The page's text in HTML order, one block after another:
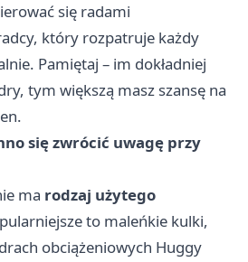
się radami
który rozpatruje każdy
Pamiętaj – im dokładniej
tym większą masz szansę na
się zwrócić uwagę przy
ma rodzaj użytego
to maleńkie kulki,
obciążeniowych Huggy